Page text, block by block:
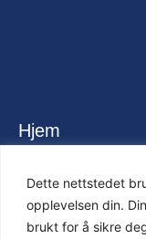
Dette nettstedet
opplevelsen din.
brukt for å sikre
Hjem
Våre Ansatte